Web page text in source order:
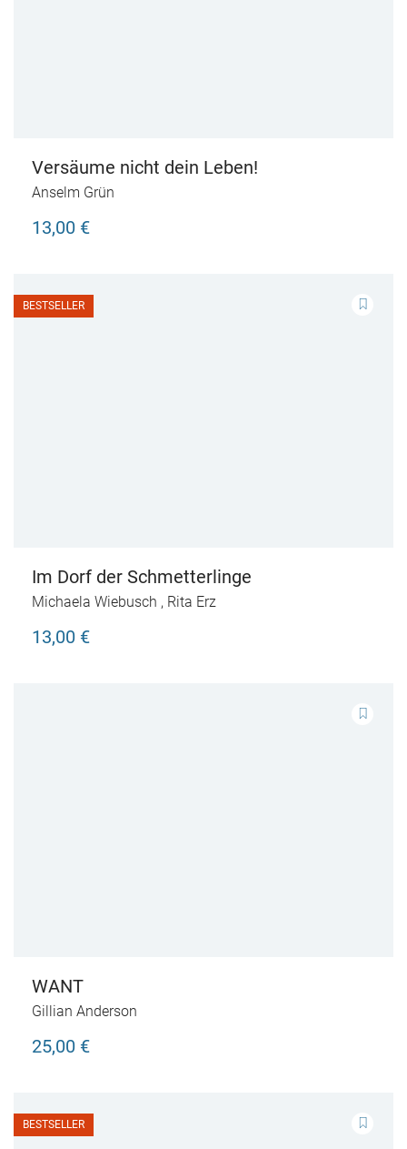
Versäume nicht dein Leben!
Anselm Grün
13,00 €
BESTSELLER
Im Dorf der Schmetterlinge
Michaela Wiebusch , Rita Erz
13,00 €
WANT
Gillian Anderson
25,00 €
BESTSELLER